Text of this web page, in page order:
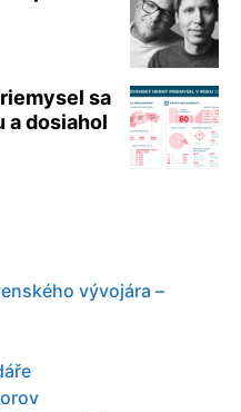
sa
a dosiahol
vývojára –